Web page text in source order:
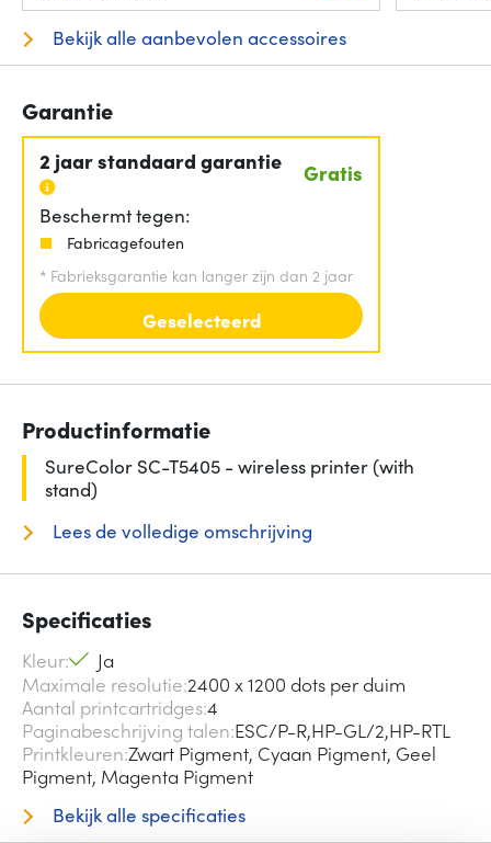
Bekijk alle aanbevolen accessoires
Garantie
2 jaar standaard garantie Gratis
Beschermt tegen:
Fabricagefouten
* Fabrieksgarantie kan langer zijn dan 2 jaar
Geselecteerd
Productinformatie
SureColor SC-T5405 - wireless printer (with
stand)
Lees de volledige omschrijving
Specificaties
Kleur
Ja
Maximale resolutie 2400 x 1200 dots per duim
Aantal printcartridges4
Paginabeschrijving talen ESC/P-R,HP-GL/2,HP-RTL
Printkleuren Zwart Pigment, Cyaan Pigment, Geel
Pigment, Magenta Pigment
Bekijk alle specificaties